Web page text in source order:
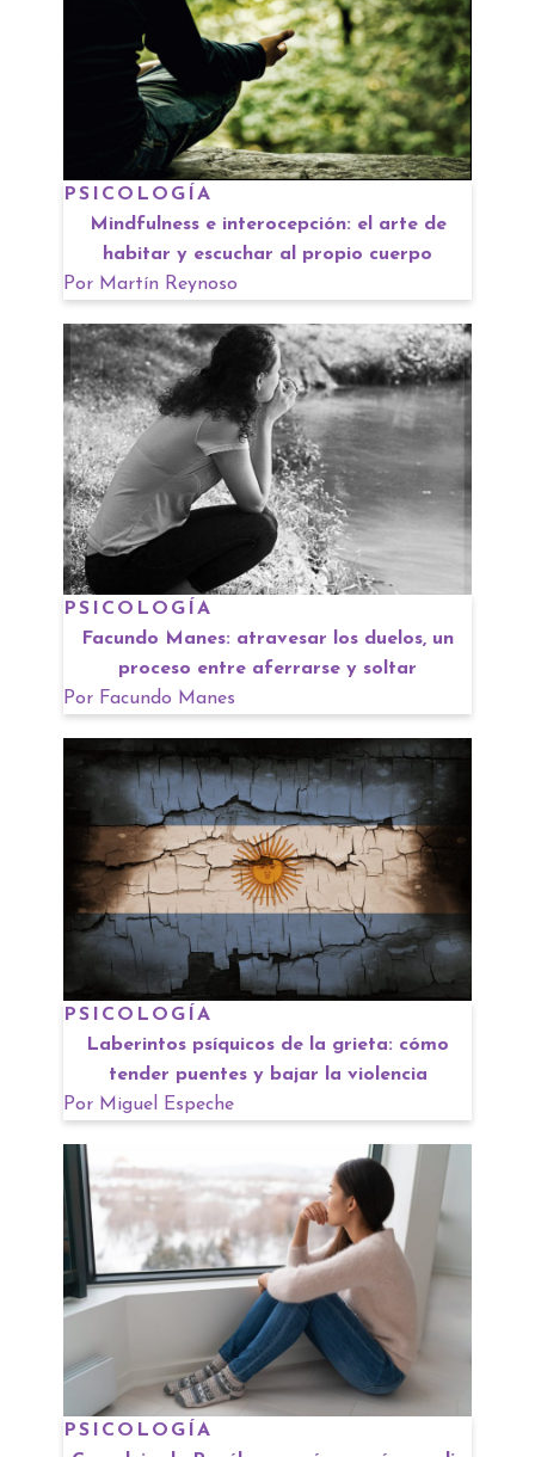
PSICOLOGÍA
Mindfulness e interocepción: el arte de
habitar y escuchar al propio cuerpo
Por Martín Reynoso
PSICOLOGÍA
Facundo Manes: atravesar los duelos, un
proceso entre aferrarse y soltar
Por Facundo Manes
PSICOLOGÍA
Laberintos psíquicos de la grieta: cómo
tender puentes y bajar la violencia
Por Miguel Espeche
PSICOLOGÍA